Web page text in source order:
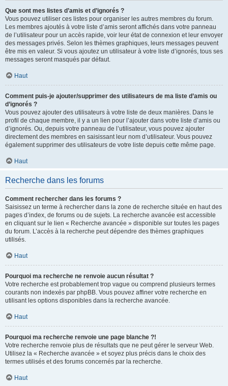
Que sont mes listes d’amis et d’ignorés ?
Vous pouvez utiliser ces listes pour organiser les autres membres du forum.
Les membres ajoutés à votre liste d’amis seront affichés dans votre panneau
de l’utilisateur pour un accès rapide, voir leur état de connexion et leur envoyer
des messages privés. Selon les thèmes graphiques, leurs messages peuvent
être mis en valeur. Si vous ajoutez un utilisateur à votre liste d’ignorés, tous ses
messages seront masqués par défaut.
Haut
Comment puis-je ajouter/supprimer des utilisateurs de ma liste d’amis ou
d’ignorés ?
Vous pouvez ajouter des utilisateurs à votre liste de deux manières. Dans le
profil de chaque membre, il y a un lien pour l’ajouter dans votre liste d’amis ou
d’ignorés. Ou, depuis votre panneau de l’utilisateur, vous pouvez ajouter
directement des membres en saisissant leur nom d’utilisateur. Vous pouvez
également supprimer des utilisateurs de votre liste depuis cette même page.
Haut
Recherche dans les forums
Comment rechercher dans les forums ?
Saisissez un terme à rechercher dans la zone de recherche située en haut des
pages d’index, de forums ou de sujets. La recherche avancée est accessible
en cliquant sur le lien « Recherche avancée » disponible sur toutes les pages
du forum. L’accès à la recherche peut dépendre des thèmes graphiques
utilisés.
Haut
Pourquoi ma recherche ne renvoie aucun résultat ?
Votre recherche est probablement trop vague ou comprend plusieurs termes
courants non indexés par phpBB. Vous pouvez affiner votre recherche en
utilisant les options disponibles dans la recherche avancée.
Haut
Pourquoi ma recherche renvoie une page blanche ?!
Votre recherche renvoie plus de résultats que ne peut gérer le serveur Web.
Utilisez la « Recherche avancée » et soyez plus précis dans le choix des
termes utilisés et des forums concernés par la recherche.
Haut